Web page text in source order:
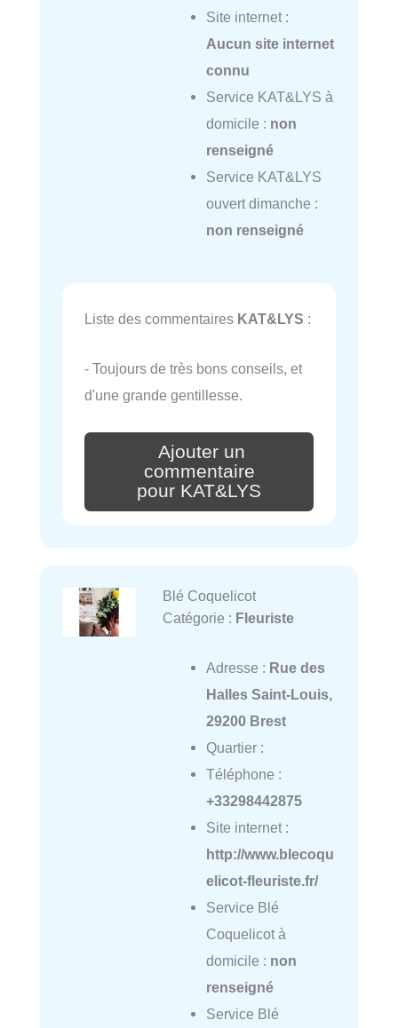
Site internet :
Aucun site internet
connu
Service KAT&LYS à
domicile : non
renseigné
Service KAT&LYS
ouvert dimanche :
non renseigné
Liste des commentaires KAT&LYS :
- Toujours de très bons conseils, et
d'une grande gentillesse.
Ajouter un
commentaire
pour KAT&LYS
Blé Coquelicot
Catégorie : Fleuriste
Adresse : Rue des
Halles Saint-Louis,
29200 Brest
Quartier :
Téléphone :
+33298442875
Site internet :
http://www.blecoqu
elicot-fleuriste.fr/
Service Blé
Coquelicot à
domicile : non
renseigné
Service Blé